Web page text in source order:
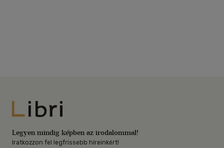
Libri
Legyen mindig képben az irodalommal!
Iratkozzon fel legfrissebb híreinkért!